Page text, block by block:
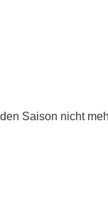
Saison nicht